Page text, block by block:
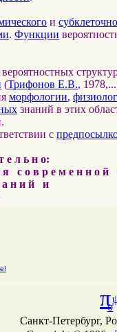
и
. Функции
вероятностных
(Трифонов Е.В.,
морфологии,
знаний в этих
с
е л ь н о:
я с о в р е м е н н о й
н и й и
πσ
Санкт-Петербург,